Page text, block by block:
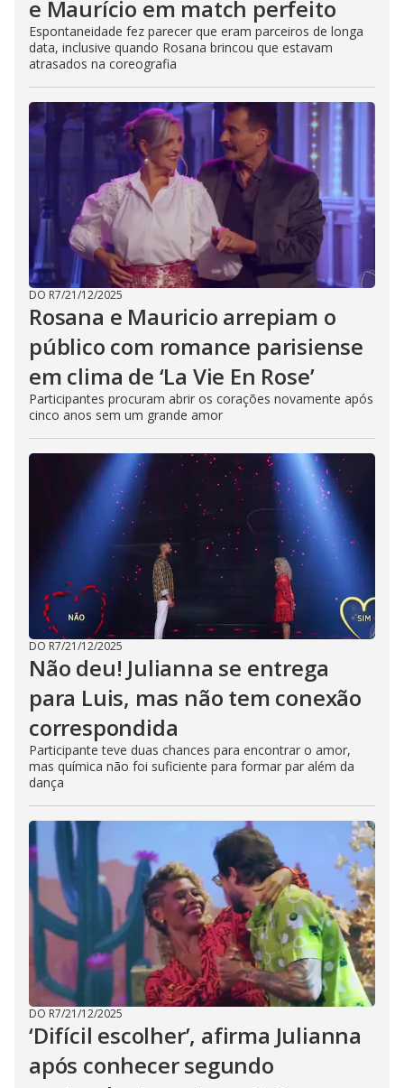
e Maurício em match perfeito
Espontaneidade fez parecer que eram parceiros de longa
data, inclusive quando Rosana brincou que estavam
atrasados na coreografia
DO R7/21/12/2025
Rosana e Mauricio arrepiam o
público com romance parisiense
em clima de ‘La Vie En Rose’
Participantes procuram abrir os corações novamente após
cinco anos sem um grande amor
DO R7/21/12/2025
Não deu! Julianna se entrega
para Luis, mas não tem conexão
correspondida
Participante teve duas chances para encontrar o amor,
mas química não foi suficiente para formar par além da
dança
DO R7/21/12/2025
‘Difícil escolher’, afirma Julianna
após conhecer segundo